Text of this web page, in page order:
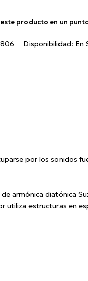
producto en un
Disponibilidad: En
por los sonidos
armónica diatónica
utiliza estructuras en